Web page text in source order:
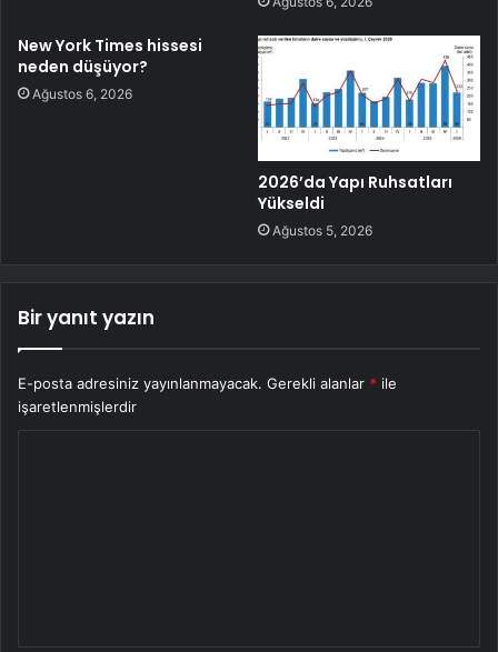
New York Times hissesi
neden düşüyor?
Ağustos 6, 2026
2026’da Yapı Ruhsatları
Yükseldi
Ağustos 5, 2026
Bir yanıt yazın
E-posta adresiniz yayınlanmayacak. Gerekli alanlar * ile
işaretlenmişlerdir